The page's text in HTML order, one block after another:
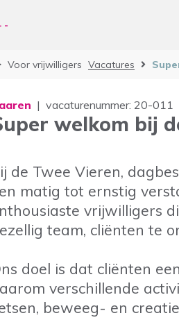
Aanbod voor mensen
Cursussen voor
Leren en Ontwikkelen
jou mee
Voor vrijwilligers Vacatures
vacaturenummer: 20-011
welkom bij
de Twee Vieren,
matig tot ernstig
vrijwilligers
team, cliënten te
doel is dat cliënten
verschillende
beweeg- en